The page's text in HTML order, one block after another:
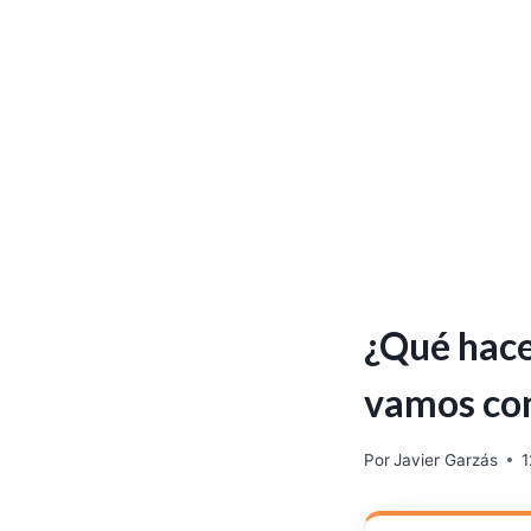
¿Qué
vamos
PorJavier Garzás